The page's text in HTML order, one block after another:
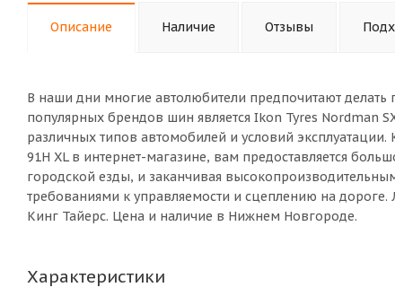
Описание Наличие Отзывы
В наши дни многие автолюбители предпочитают
популярных брендов шин является Ikon Tyres Nordman
различных типов автомобилей и условий
91H XL в интернет-магазине, вам предоставляется
городской езды, и заканчивая
требованиями к управляемости и сцеплению на дороге.
Кинг Тайерс. Цена и наличие в Нижнем Новгороде.
Характеристики